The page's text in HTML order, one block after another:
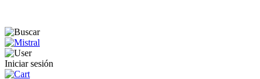
Iniciar sesión